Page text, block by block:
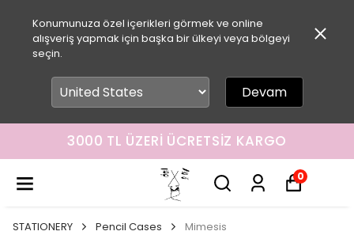
Konumunuza özel içerikleri görmek ve online
alışveriş yapmak için başka bir ülkeyi veya bölgeyi
seçin.
Devam
3000 TL ÜZERI ÜCRETSIZ KARGO
0
STATIONERY Pencil Cases Mimesis